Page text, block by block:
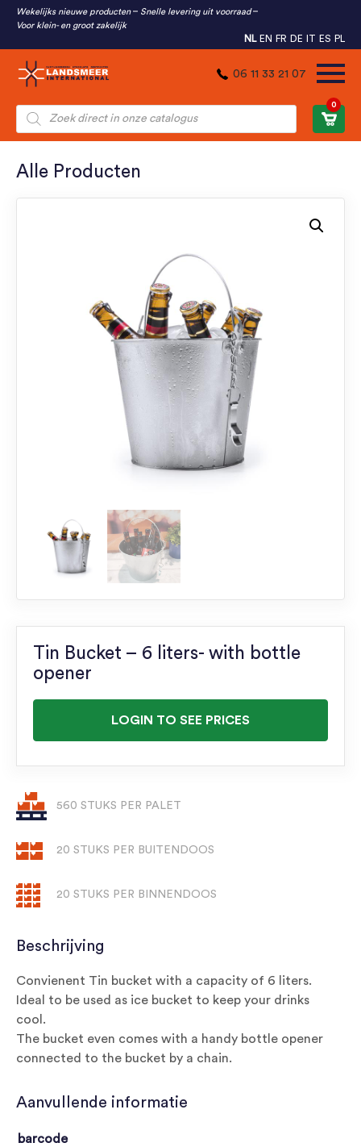
Wekelijks nieuwe producten
Snelle levering uit voorraad
Voor klein- en groot zakelijk
NL EN FR DE IT ES PL
06 11 33 21 07
Producten
zoeken
0
Alle Producten
Tin Bucket – 6 liters- with bottle
opener
LOGIN TO SEE PRICES
560 STUKS PER PALET
20 STUKS PER BUITENDOOS
20 STUKS PER BINNENDOOS
Beschrijving
Convienent Tin bucket with a capacity of 6 liters.
Ideal to be used as ice bucket to keep your drinks
cool.
The bucket even comes with a handy bottle opener
connected to the bucket by a chain.
Aanvullende informatie
barcode